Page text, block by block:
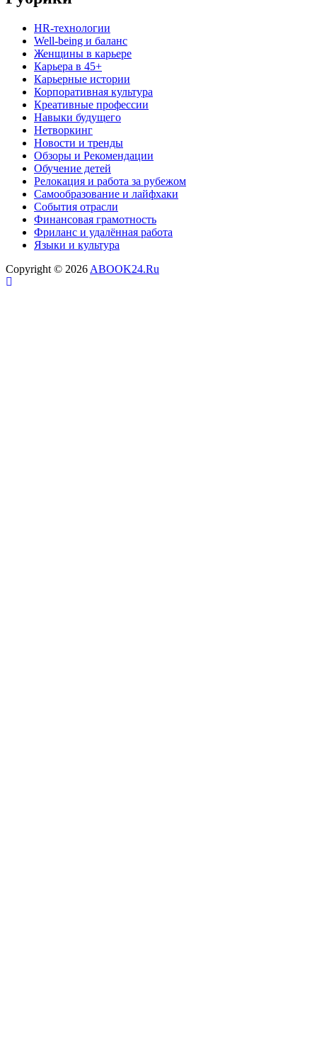
HR‑технологии
Well-being и баланс
Женщины в карьере
Карьера в 45+
Карьерные истории
Корпоративная культура
Креативные профессии
Навыки будущего
Нетворкинг
Новости и тренды
Обзоры и Рекомендации
Обучение детей
Релокация и работа за рубежом
Самообразование и лайфхаки
События отрасли
Финансовая грамотность
Фриланс и удалённая работа
Языки и культура
Copyright © 2026 ABOOK24.Ru